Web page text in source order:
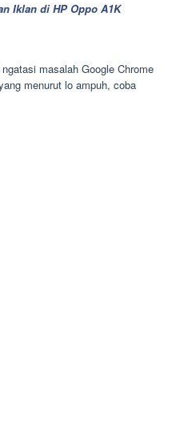
Iklan di HP Oppo A1K
masalah Google Chrome
menurut lo ampuh, coba